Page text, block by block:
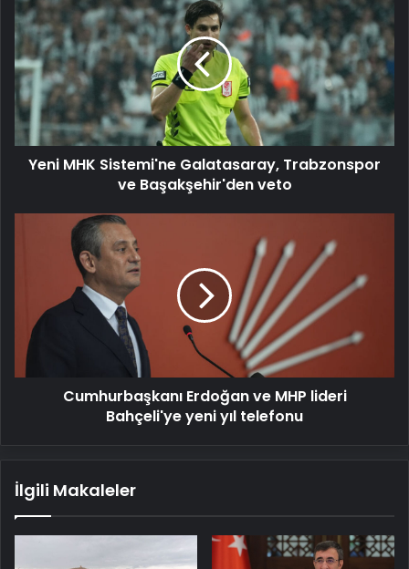
MHK
Sistemi'ne
Galatasaray,
Trabzonspor
Başakşehir'den
veto
Yeni MHK Sistemi'ne Galatasaray, Trabzonspor
ve Başakşehir'den veto
Cumhurbaşkanı
Bahçeli'ye
yeni
telefonu
Cumhurbaşkanı Erdoğan ve MHP lideri
Bahçeli'ye yeni yıl telefonu
İlgili Makaleler